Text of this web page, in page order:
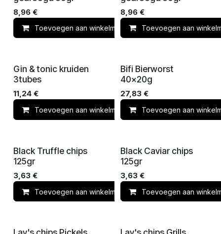
8,96 €
Toevoegen aan winkelmandje
8,96€
Toevoegen aan
Gin & tonic kruiden
3tubes
11,24 €
Toevoegen aan winkelmandje
Bifi Bierworst
40x20g
27,83€
Toevoegen aan
Black Truffle chips
125gr
3,63 €
Toevoegen aan winkelmandje
Black Caviar chips
125gr
3,63€
Toevoegen aan